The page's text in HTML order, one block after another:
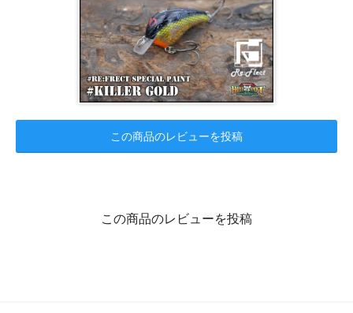
この商品のレビューを投稿
この商品のレビューを投稿